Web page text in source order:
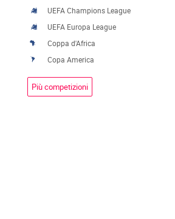
UEFA Champions League
UEFA Europa League
Coppa d'Africa
Copa America
Più competizioni